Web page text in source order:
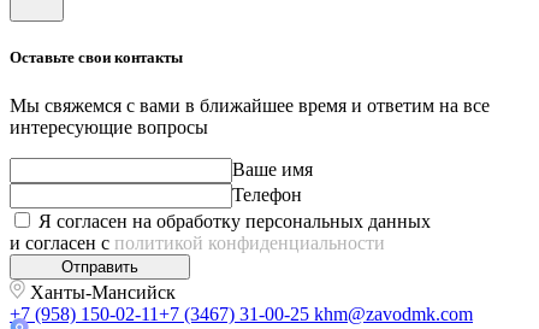
Оставьте свои контакты
Мы свяжемся с вами в ближайшее время и ответим на все
интересующие вопросы
Ваше имя
Телефон
Я согласен на обработку персональных данных
и согласен с политикой конфиденциальности
Отправить
Ханты-Мансийск
+7 (958) 150-02-11+7 (3467) 31-00-25 khm@zavodmk.com